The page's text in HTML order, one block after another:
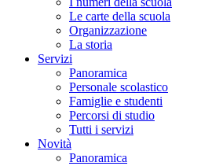
Le carte della scuola
Organizzazione
La storia
Servizi
Panoramica
Personale scolastico
Famiglie e studenti
Percorsi di studio
Tutti i servizi
Novità
Panoramica